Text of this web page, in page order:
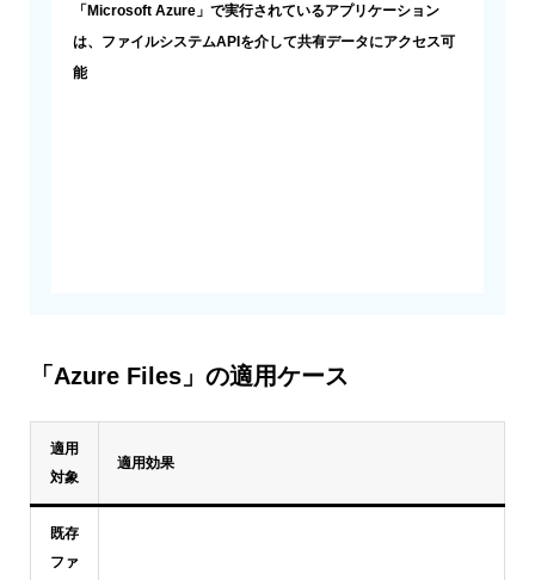
「Microsoft Azure」で実行されているアプリケーション
は、ファイルシステムAPIを介して共有データにアクセス可
能
「Azure Files」の適用ケース
適用
対象
適用効果
既存
ファ